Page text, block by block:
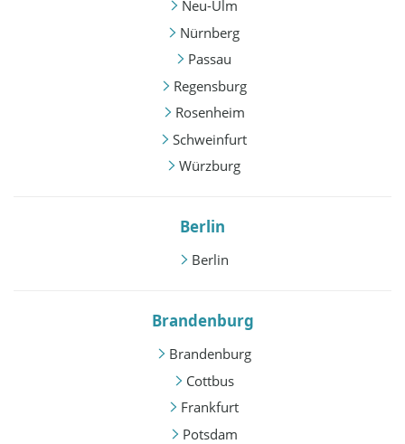
Neu-Ulm
Nürnberg
Passau
Regensburg
Rosenheim
Schweinfurt
Würzburg
Berlin
Berlin
Brandenburg
Brandenburg
Cottbus
Frankfurt
Potsdam